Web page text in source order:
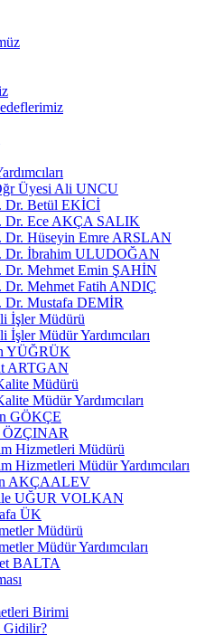
Üyesi Ali UNCU
Dr. Betül EKİCİ
Dr. Ece AKÇA SALIK
Dr. Hüseyin Emre ARSLAN
Dr. İbrahim ULUDOĞAN
Dr. Mehmet Emin ŞAHİN
Dr. Mehmet Fatih ANDIÇ
Dr. Mustafa DEMİR
İşler Müdürü
İşler Müdür Yardımcıları
YÜĞRÜK
ARTGAN
Müdürü
Müdür Yardımcıları
GÖKÇE
ÖZÇINAR
Hizmetleri Müdürü
Hizmetleri Müdür Yardımcıları
AKÇAALEV
UĞUR VOLKAN
ÜK
Müdürü
Müdür Yardımcıları
BALTA
Birimi
Gidilir?